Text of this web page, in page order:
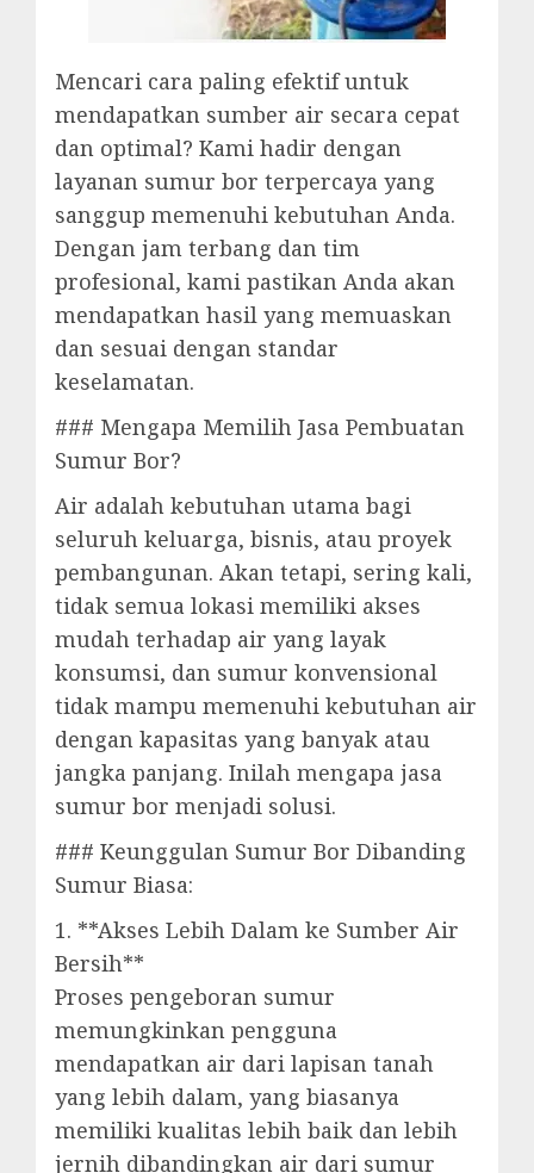
Mencari cara paling efektif untuk
mendapatkan sumber air secara cepat
dan optimal? Kami hadir dengan
layanan sumur bor terpercaya yang
sanggup memenuhi kebutuhan Anda.
Dengan jam terbang dan tim
profesional, kami pastikan Anda akan
mendapatkan hasil yang memuaskan
dan sesuai dengan standar
keselamatan.
### Mengapa Memilih Jasa Pembuatan
Sumur Bor?
Air adalah kebutuhan utama bagi
seluruh keluarga, bisnis, atau proyek
pembangunan. Akan tetapi, sering kali,
tidak semua lokasi memiliki akses
mudah terhadap air yang layak
konsumsi, dan sumur konvensional
tidak mampu memenuhi kebutuhan air
dengan kapasitas yang banyak atau
jangka panjang. Inilah mengapa jasa
sumur bor menjadi solusi.
### Keunggulan Sumur Bor Dibanding
Sumur Biasa:
1. **Akses Lebih Dalam ke Sumber Air
Bersih**
Proses pengeboran sumur
memungkinkan pengguna
mendapatkan air dari lapisan tanah
yang lebih dalam, yang biasanya
memiliki kualitas lebih baik dan lebih
jernih dibandingkan air dari sumur